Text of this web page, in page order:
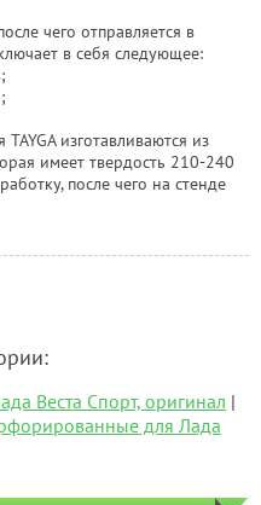
чего отправляется в
в себя следующее:
изготавливаются из
имеет твердость 210-240
после чего на стенде
Веста Спорт, оригинал |
для Лада